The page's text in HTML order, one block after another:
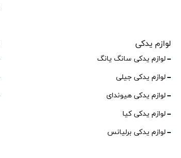
لوازم یدکی
لوازم یدکی سانگ یانگ
لوازم یدکی جیلی
لوازم یدکی هیوندای
لوازم یدکی کیا
لوازم یدکی برلیانس